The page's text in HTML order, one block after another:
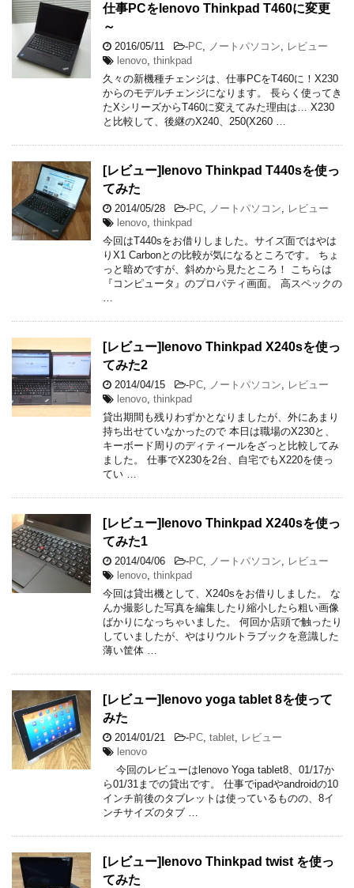
仕事PCをlenovo Thinkpad T460に変更
～
2016/05/11 -PC, ノートパソコン, レビュー
lenovo, thinkpad
久々の新機種チェンジは、仕事PCをT460に！X230
からのモデルチェンジになります。 長らく使ってき
たXシリーズからT460に変えてみた理由は… X230
と比較して、後継のX240、250(X260 …
[レビュー]lenovo Thinkpad T440sを使っ
てみた
2014/05/28 -PC, ノートパソコン, レビュー
lenovo, thinkpad
今回はT440sをお借りしました。サイズ面ではやは
りX1 Carbonとの比較が気になるところです。 ちょ
っと暗めですが、斜めから見たところ！ こちらは
『コンピュータ』のプロパティ画面。 高スペックの
…
[レビュー]lenovo Thinkpad X240sを使っ
てみた2
2014/04/15 -PC, ノートパソコン, レビュー
lenovo, thinkpad
貸出期間も残りわずかとなりましたが、外にあまり
持ち出せていなかったので 本日は職場のX230と、
キーボード周りのディティールをざっと比較してみ
ました。 仕事でX230を2台、自宅でもX220を使っ
てい …
[レビュー]lenovo Thinkpad X240sを使っ
てみた1
2014/04/06 -PC, ノートパソコン, レビュー
lenovo, thinkpad
今回は貸出機として、X240sをお借りしました。 な
んか撮影した写真を編集したり縮小したら粗い画像
ばかりになっちゃいました。 何回か店頭で触ったり
していましたが、やはりウルトラブックを意識した
薄い筐体 …
[レビュー]lenovo yoga tablet 8を使って
みた
2014/01/21 -PC, tablet, レビュー
lenovo
今回のレビューはlenovo Yoga tablet8、01/17か
ら01/31までの貸出です。 仕事でipadやandroidの10
インチ前後のタブレットは使っているものの、8イ
ンチサイズのタブ …
[レビュー]lenovo Thinkpad twist を使っ
てみた